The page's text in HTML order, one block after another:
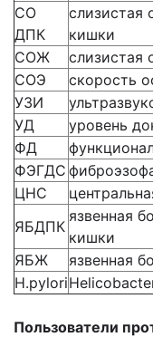
СО
ДПК
слизистая
кишки
СОЖ
слизистая
СОЭ
скорость
УЗИ
УД
уровень
ФД
ФЭГДС
ЦНС
ЯБДПК
язвенная
кишки
ЯБЖ
язвенная
H.pylori
Пользователи